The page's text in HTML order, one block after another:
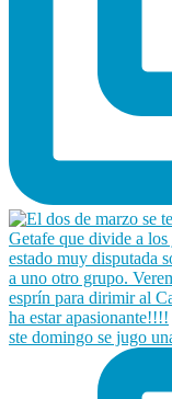
ste domingo se jugo